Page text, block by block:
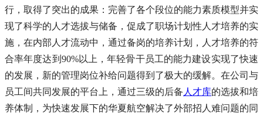
行，取得了突出的成果：完善了各个段位的能力素质模型并实
现了科学的人才选拔与储备，促成了职场计划性人才培养的实
施，在内部人才流动中，通过备岗的培养计划，人才培养的符
合率年度达到90%以上，年轻骨干员工的能力建设实现了快速
的发展，新的管理岗位补给问题得到了极大的缓解。在公司与
员工间共同发展的平台上，通过三级的后备 人才库的选拔和培
养体制，为快速发展下的华夏航空解决了外部招人难问题的同